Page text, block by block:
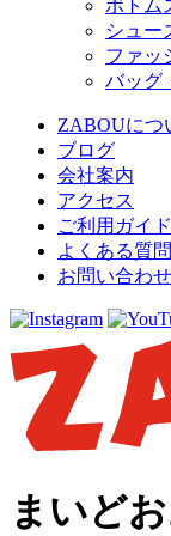
ボトム
シュー
ファッ
バッグ
ZABOUにつ
ブログ
会社案内
アクセス
ご利用ガイド
よくある質問
お問い合わせ
まいど